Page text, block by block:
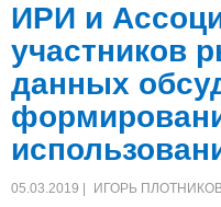
ИРИ и
участников
данных
05.03.2019 | ИГОРЬ